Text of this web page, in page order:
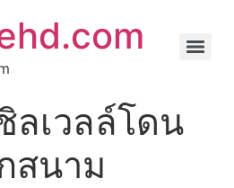
ลเวลล์โดน
สนาม